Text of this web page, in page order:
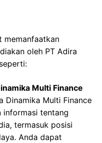
memanfaatkan
oleh PT Adira
Multi Finance
Dinamika Multi Finance
informasi tentang
termasuk posisi
Anda dapat